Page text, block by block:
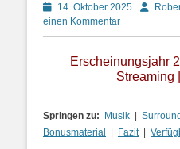
Posted
on
14. Oktober 2025 Autor
einen Kommentar
Erscheinungsjahr
Streaming
Springen zu: Musik
Bonusmaterial
Fazit|